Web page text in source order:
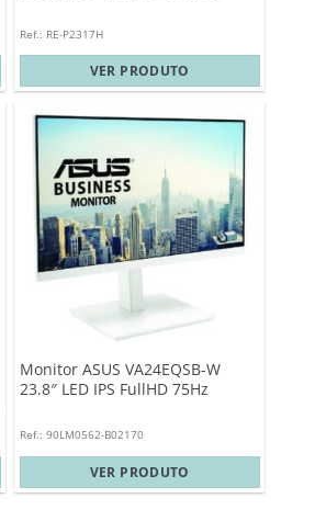
Ref.: RE-P2317H
VER PRODUTO
Monitor ASUS VA24EQSB-W
23.8″ LED IPS FullHD 75Hz
Ref.: 90LM0562-B02170
VER PRODUTO